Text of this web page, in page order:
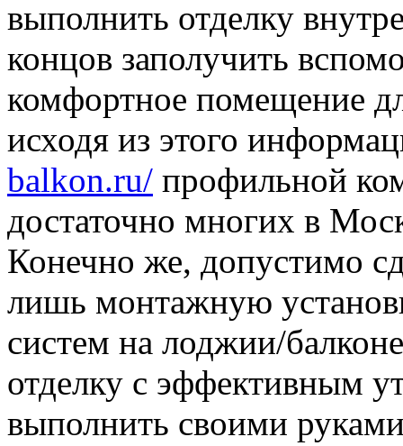
выполнить отделку
концов заполучить
комфортное помещение
исходя из этого
balkon.ru/ профильной
достаточно многих в
Конечно же, допустимо
лишь монтажную
систем на лоджии/
отделку с эффективным
выполнить своими